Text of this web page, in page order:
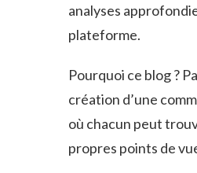
analyses
plateforme.
Pourquoi ce blog ?
création d’une
où chacun peut
propres points de